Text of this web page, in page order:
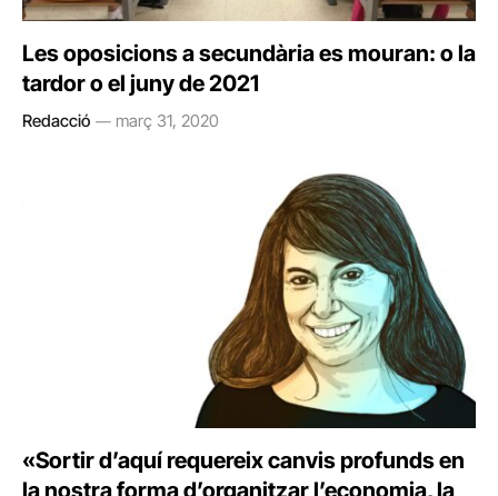
Les oposicions a secundària es mouran: o la
tardor o el juny de 2021
Redacció març 31, 2020
«Sortir d’aquí requereix canvis profunds en
la nostra forma d’organitzar l’economia, la